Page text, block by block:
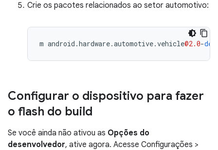
Crie os pacotes relacionados ao setor automotivo:
m android .hardware.automotive.vehicle@2.0-
Configurar o dispositivo para fazer
o flash do build
Se você ainda não ativou as Opções do
desenvolvedor, ative agora. Acesse Configurações >